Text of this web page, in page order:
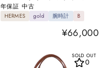
年保証 中古
HERMES gold 腕時計 B
¥66,000
SOLD OUT
0